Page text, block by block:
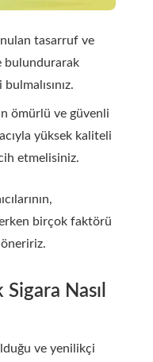
tasarruf ve
bulundurarak
ömürlü ve güvenli
yüksek kaliteli
etmelisiniz.
birçok faktörü
Nasıl
ve yenilikçi